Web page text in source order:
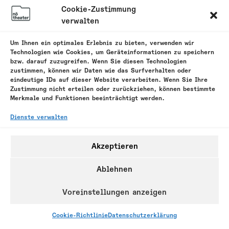
Cookie-Zustimmung
verwalten
Um Ihnen ein optimales Erlebnis zu bieten, verwenden wir
Technologien wie Cookies, um Geräteinformationen zu speichern
bzw. darauf zuzugreifen. Wenn Sie diesen Technologien
zustimmen, können wir Daten wie das Surfverhalten oder
eindeutige IDs auf dieser Website verarbeiten. Wenn Sie Ihre
Zustimmung nicht erteilen oder zurückziehen, können bestimmte
Merkmale und Funktionen beeinträchtigt werden.
Dienste verwalten
Akzeptieren
Ablehnen
Voreinstellungen anzeigen
Cookie-RichtlinieDatenschutzerklärung
Kalender abonnieren
Cookie-Richtlinie (EU)
Designed by: favemedia.de